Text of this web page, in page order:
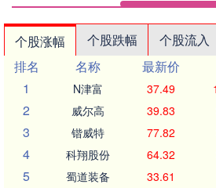
个股涨幅 个股跌幅 个股流入
排名
名称 最新价
1
N津富 37.49
2 威尔高 39.83
3 锴威特 77.82
4 科翔股份 64.32
5 蜀道装备 33.61